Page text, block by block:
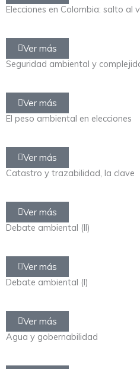
Elecciones en Colombia: salto al
Ver más
Seguridad ambiental y
Ver más
El peso ambiental en elecciones
Ver más
Catastro y trazabilidad, la clave
Ver más
Debate ambiental (II)
Ver más
Debate ambiental (I)
Ver más
Agua y gobernabilidad